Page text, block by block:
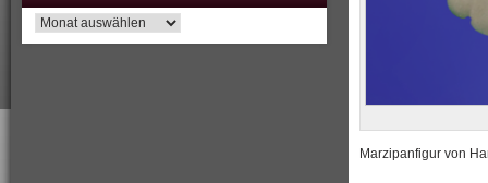
Archiv
Marzipanfigur von